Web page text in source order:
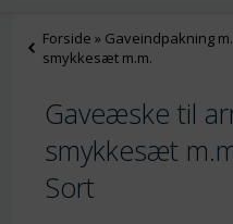
Forside » Gaveindpakning
smykkesæt m.m.
Gaveæske til
smykkesæt
Sort